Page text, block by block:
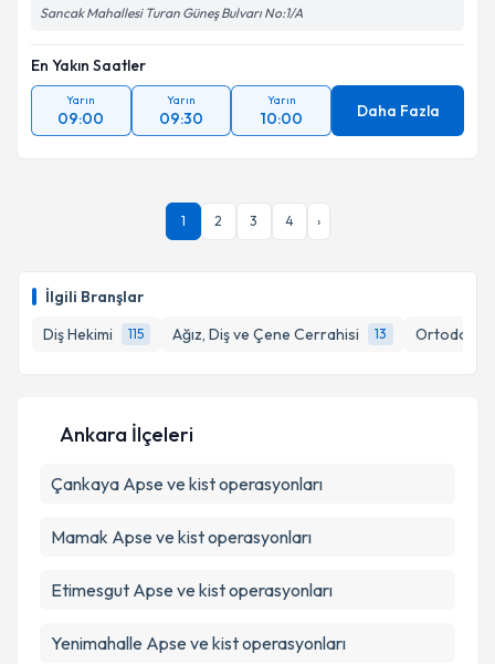
İlgili Branşlar
Diş Hekimi
115 Ağız, Diş ve Çene Cerrahisi 13 Ortodonti
Sancak Mahallesi Turan Güneş Bulvarı No:1/A
En Yakın Saatler
Yarın
09:00
Yarın
09:30
Yarın
10:00 Daha Fazla
1 2 3 4 ›
Ankara İlçeleri
Çankaya Apse ve kist operasyonları
Mamak Apse ve kist operasyonları
Etimesgut Apse ve kist operasyonları
Yenimahalle Apse ve kist operasyonları